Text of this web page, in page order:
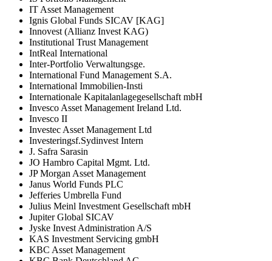
IT Asset Management
Ignis Global Funds SICAV [KAG]
Innovest (Allianz Invest KAG)
Institutional Trust Management
IntReal International
Inter-Portfolio Verwaltungsge.
International Fund Management S.A.
International Immobilien-Insti
Internationale Kapitalanlagegesellschaft mbH
Invesco Asset Management Ireland Ltd.
Invesco II
Investec Asset Management Ltd
Investeringsf.Sydinvest Intern
J. Safra Sarasin
JO Hambro Capital Mgmt. Ltd.
JP Morgan Asset Management
Janus World Funds PLC
Jefferies Umbrella Fund
Julius Meinl Investment Gesellschaft mbH
Jupiter Global SICAV
Jyske Invest Administration A/S
KAS Investment Servicing gmbH
KBC Asset Management